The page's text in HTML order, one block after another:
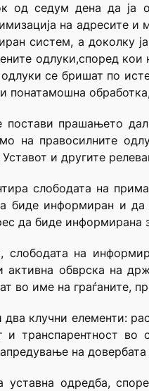
седум дена да ја
на адресите и
систем, а доколку
одлуки,според
се бришат по
понатамошна
прашањето
на правосилните
и другите
слободата на
биде информиран и
да биде информирана
слободата на
активна обврска на
во име на граѓаните,
клучни елементи:
и транспарентност
на
уставна одредба,